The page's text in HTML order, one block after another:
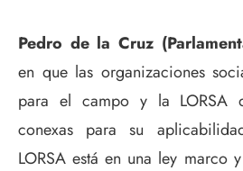
Pedro de la Cruz
en que las organizaciones
para el campo y la LORSA
conexas para su
LORSA está en una ley marco